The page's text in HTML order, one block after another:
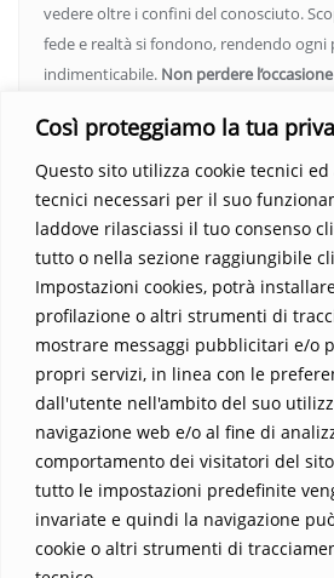
Così proteggiamo la tua
Questo sito utilizza cookie tecnici
tecnici necessari per il suo
laddove rilasciassi il tuo consenso
tutto o nella sezione raggiungibile
Impostazioni cookies, potrà
profilazione o altri strumenti di
mostrare messaggi pubblicitari e/o
propri servizi, in linea con le
dall'utente nell'ambito del suo
navigazione web e/o al fine di
comportamento dei visitatori del
tutto le impostazioni predefinite
invariate e quindi la navigazione
cookie o altri strumenti di
vedere oltre i confini del conosciuto.
fede e realtà si fondono, rendendo ogni
indimenticabile. Non perdere
Parola trasformi la tua vita.
Home
Sostieni La Buona Parola – dona 5 €, 10
conta
Chi sono? Alessandro
I viaggi dell’anima